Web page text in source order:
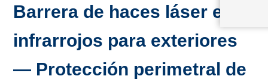
Barrera de haces láser e
infrarrojos para exteriores
— Protección perimetral de